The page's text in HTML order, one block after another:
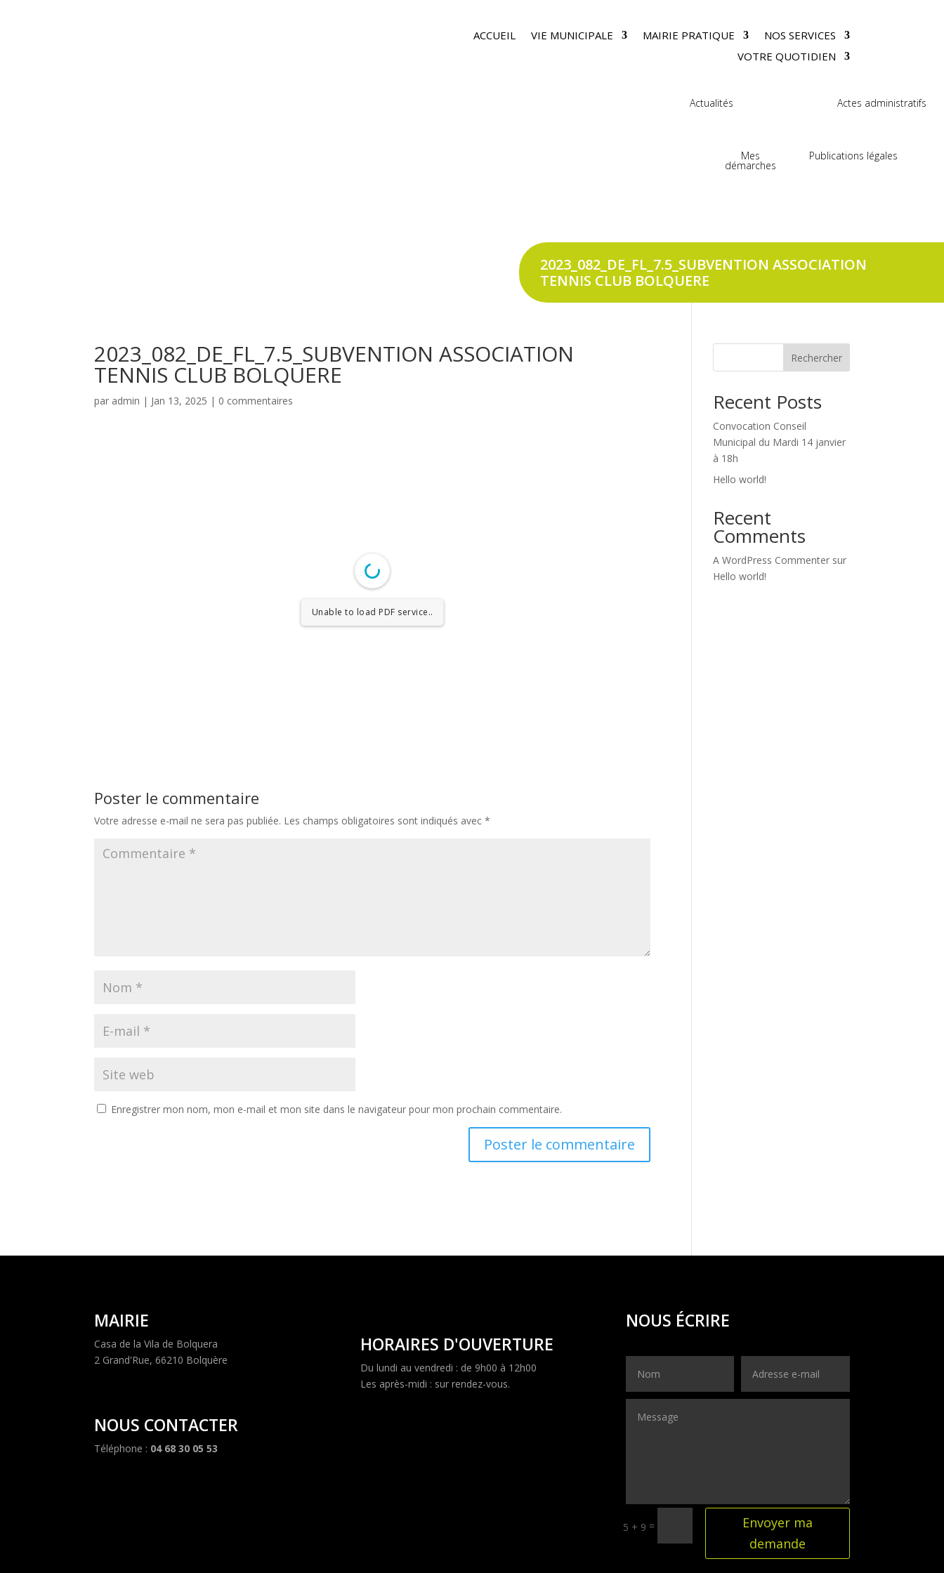
ACCUEIL VIE MUNICIPALE MAIRIE PRATIQUE
NOS SERVICES
VOTRE QUOTIDIEN
Actualités Actes administratifs
Mes
démarches
Publications légales
2023_082_DE_FL_7.5_SUBVENTION ASSOCIATION
TENNIS CLUB BOLQUERE
2023_082_DE_FL_7.5_SUBVENTION ASSOCIATION
TENNIS CLUB BOLQUERE
par admin | Jan 13, 2025 | 0 commentaires
Unable to load PDF service..
Poster le commentaire
Votre adresse e-mail ne sera pas publiée. Les champs obligatoires sont indiqués avec*
Enregistrer mon nom, mon e-mail et mon site dans le navigateur pour mon prochain commentaire.
Rechercher
Recent Posts
Convocation Conseil
Municipal du Mardi 14 janvier
à 18h
Hello world!
Recent
Comments
A WordPress Commenter sur
Hello world!
MAIRIE
Casa de la Vila de Bolquera
2 Grand'Rue, 66210 Bolquère
NOUS CONTACTER
Téléphone : 04 68 30 05 53
HORAIRES D'OUVERTURE
Du lundi au vendredi : de 9h00 à 12h00
Les après-midi : sur rendez-vous.
NOUS ÉCRIRE
5 + 9 =
Envoyer ma
demande